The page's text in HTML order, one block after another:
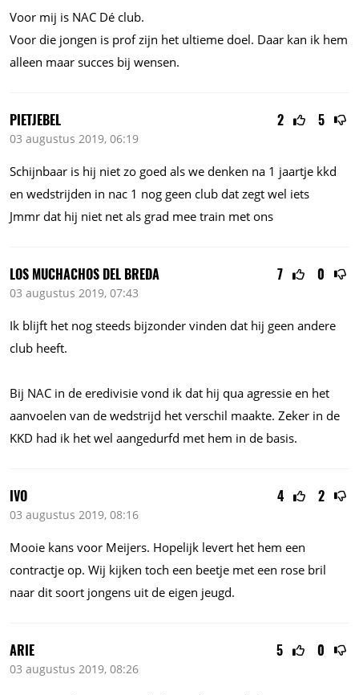
Voor mij is NAC Dé club.
Voor die jongen is prof zijn het ultieme doel. Daar kan ik hem
alleen maar succes bij wensen.
2 5
PIETJEBEL
03 augustus 2019, 06:19
Schijnbaar is hij niet zo goed als we denken na 1 jaartje kkd
en wedstrijden in nac 1 nog geen club dat zegt wel iets
Jmmr dat hij niet net als grad mee train met ons
7 0
LOS MUCHACHOS DEL BREDA
03 augustus 2019, 07:43
Ik blijft het nog steeds bijzonder vinden dat hij geen andere
club heeft.
Bij NAC in de eredivisie vond ik dat hij qua agressie en het
aanvoelen van de wedstrijd het verschil maakte. Zeker in de
KKD had ik het wel aangedurfd met hem in de basis.
4 2
IVO
03 augustus 2019, 08:16
Mooie kans voor Meijers. Hopelijk levert het hem een
contractje op. Wij kijken toch een beetje met een rose bril
naar dit soort jongens uit de eigen jeugd.
5 0
ARIE
03 augustus 2019, 08:26